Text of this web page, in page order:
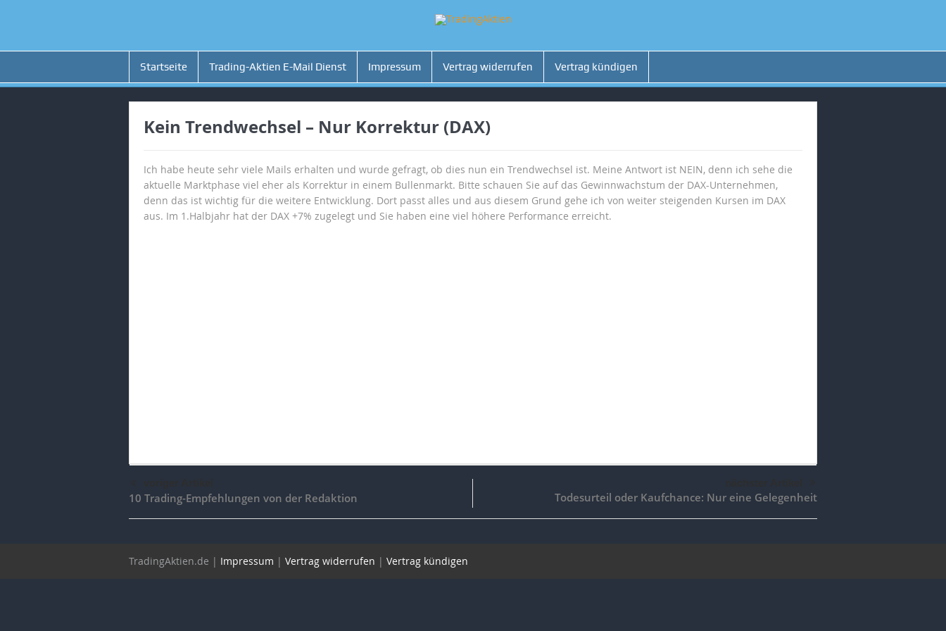
Startseite Trading-Aktien E-Mail Dienst Impressum Vertrag widerrufen Vertrag kündigen
Kein Trendwechsel – Nur Korrektur (DAX)
Ich habe heute sehr viele Mails erhalten und wurde gefragt, ob dies nun ein Trendwechsel ist. Meine Antwort ist NEIN, denn ich sehe die
aktuelle Marktphase viel eher als Korrektur in einem Bullenmarkt. Bitte schauen Sie auf das Gewinnwachstum der DAX-Unternehmen,
denn das ist wichtig für die weitere Entwicklung. Dort passt alles und aus diesem Grund gehe ich von weiter steigenden Kursen im DAX
aus. Im 1.Halbjahr hat der DAX +7% zugelegt und Sie haben eine viel höhere Performance erreicht.
10 Trading-Empfehlungen von der Redaktion Todesurteil oder Kaufchance: Nur eine Gelegenheit
TradingAktien.de | Impressum | Vertrag widerrufen | Vertrag kündigen